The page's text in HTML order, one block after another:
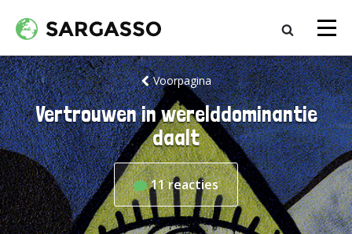
Voorpagina
Vertrouwen in werelddominantie
daalt
11reacties